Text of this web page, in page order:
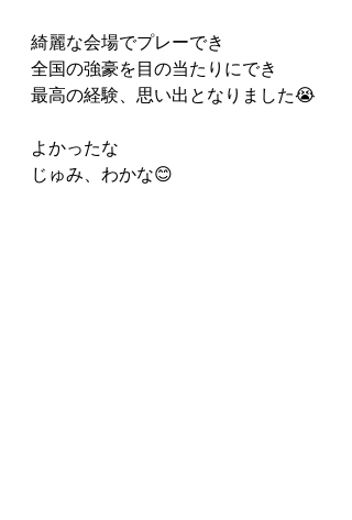
綺麗な会場でプレーでき
全国の強豪を目の当たりにでき
最高の経験、思い出となりました😭
よかったな
じゅみ、わかな😊